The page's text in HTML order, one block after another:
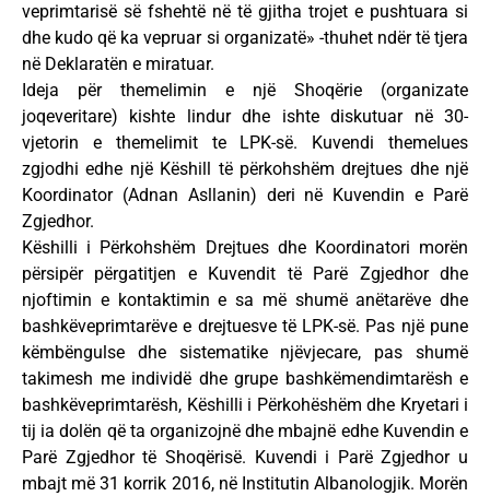
veprimtarisë së fshehtë në të gjitha trojet e pushtuara si
dhe kudo që ka vepruar si organizatë» -thuhet ndër të tjera
në Deklaratën e miratuar.
Ideja për themelimin e një Shoqërie (organizate
joqeveritare) kishte lindur dhe ishte diskutuar në 30-
vjetorin e themelimit te LPK-së. Kuvendi themelues
zgjodhi edhe një Këshill të përkohshëm drejtues dhe një
Koordinator (Adnan Asllanin) deri në Kuvendin e Parë
Zgjedhor.
Këshilli i Përkohshëm Drejtues dhe Koordinatori morën
përsipër përgatitjen e Kuvendit të Parë Zgjedhor dhe
njoftimin e kontaktimin e sa më shumë anëtarëve dhe
bashkëveprimtarëve e drejtuesve të LPK-së. Pas një pune
këmbëngulse dhe sistematike njëvjecare, pas shumë
takimesh me individë dhe grupe bashkëmendimtarësh e
bashkëveprimtarësh, Këshilli i Përkohëshëm dhe Kryetari i
tij ia dolën që ta organizojnë dhe mbajnë edhe Kuvendin e
Parë Zgjedhor të Shoqërisë. Kuvendi i Parë Zgjedhor u
mbajt më 31 korrik 2016, në Institutin Albanologjik. Morën